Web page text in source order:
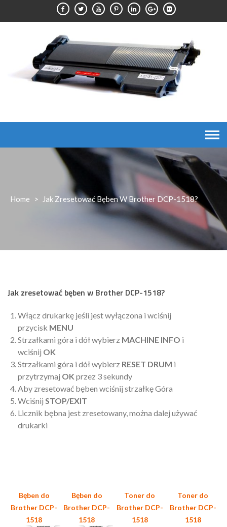
Home > Jak Zresetować Bęben W Brother DCP-1518?
Jak zresetować bęben w Brother DCP-1518?
Włącz drukarkę jeśli jest wyłączona i wciśnij
przycisk MENU
Strzałkami góra i dół wybierz MACHINE INFO i
wciśnij OK
Strzałkami góra i dół wybierz RESET DRUM i
przytrzymaj OK przez 3 sekundy
Aby zresetować bęben wciśnij strzałkę Góra
Wciśnij STOP/EXIT
Licznik bębna jest zresetowany, można dalej używać
drukarki
Bęben do
Brother DCP-
1518
Bęben do
Brother DCP-
1518
Toner do
Brother DCP-
1518
Toner do
Brother DCP-
1518